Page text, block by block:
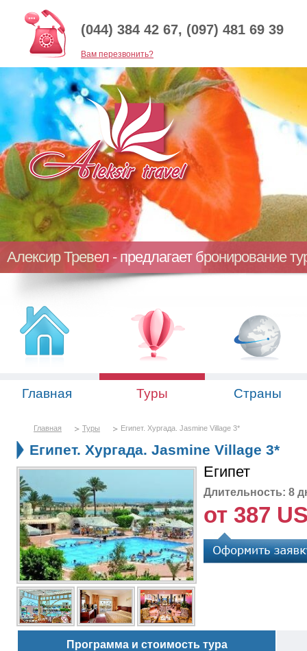
(044) 384 42 67, (097) 481 69 39
Baм перезвонить?
Алексир Тревел - предлагает бронирование
Главная Туры Страны
Главная Туры Египет. Хургада. Jasmine Village 3*
Египет. Хургада. Jasmine Village 3*
Египет
Длительность: 8
от 387
Программа и стоимость тура